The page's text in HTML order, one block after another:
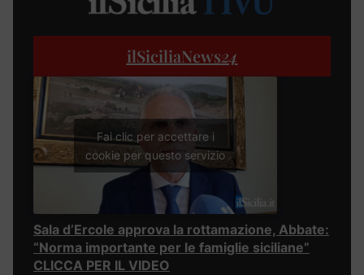
ilSiciliaNews24
Fai clic per accettare i
cookie per questo servizio
Sala d’Ercole approva la rottamazione, Abbate:
“Norma importante per le famiglie siciliane”
CLICCA PER IL VIDEO